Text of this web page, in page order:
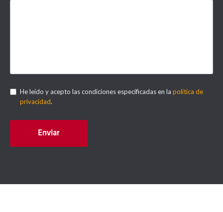
He leído y acepto las condiciones especificadas en la política de
privacidad.